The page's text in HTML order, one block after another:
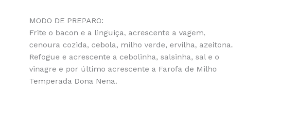
MODO DE PREPARO:
Frite o bacon e a linguiça, acrescente a vagem,
cenoura cozida, cebola, milho verde, ervilha, azeitona.
Refogue e acrescente a cebolinha, salsinha, sal e o
vinagre e por último acrescente a Farofa de Milho
Temperada Dona Nena.